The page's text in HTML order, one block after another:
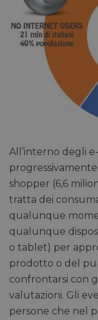
All’interno degli
shopper (6,6
tratta dei
qualunque
qualunque
o tablet) per
prodotto o del
confrontarsi con
valutazioni. Gli
persone che nel